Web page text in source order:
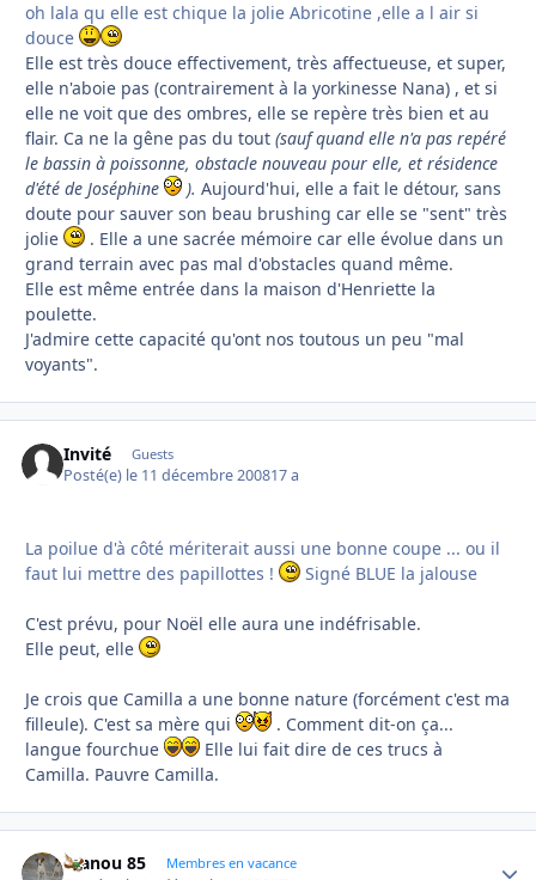
oh lala qu elle est chique la jolie Abricotine ,elle a l air si
douce
Elle est très douce effectivement, très affectueuse, et super,
elle n'aboie pas (contrairement à la yorkinesse Nana) , et si
elle ne voit que des ombres, elle se repère très bien et au
flair. Ca ne la gêne pas du tout (sauf quand elle n'a pas repéré
le bassin à poissonne, obstacle nouveau pour elle, et résidence
d'été de Joséphine
). Aujourd'hui, elle a fait le détour, sans
doute pour sauver son beau brushing car elle se "sent" très
jolie
. Elle a une sacrée mémoire car elle évolue dans un
grand terrain avec pas mal d'obstacles quand même.
Elle est même entrée dans la maison d'Henriette la
poulette.
J'admire cette capacité qu'ont nos toutous un peu "mal
voyants".
Invité Guests
Posté(e) le 11 décembre 200817 a
La poilue d'à côté mériterait aussi une bonne coupe ... ou il
faut lui mettre des papillottes !
Signé BLUE la jalouse
C'est prévu, pour Noël elle aura une indéfrisable.
Elle peut, elle
Je crois que Camilla a une bonne nature (forcément c'est ma
filleule). C'est sa mère qui
. Comment dit-on ça...
langue fourchue
Elle lui fait dire de ces trucs à
Camilla. Pauvre Camilla.
manou 85 Membres en vacance